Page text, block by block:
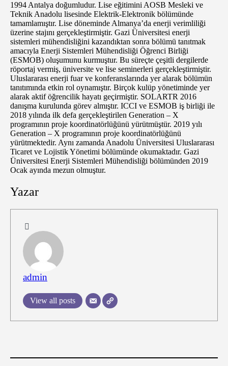
1994 Antalya doğumludur. Lise eğitimini AOSB Mesleki ve
Teknik Anadolu lisesinde Elektrik-Elektronik bölümünde
tamamlamıştır. Lise döneminde Almanya’da enerji verimliliği
üzerine stajını gerçekleştirmiştir. Gazi Üniversitesi enerji
sistemleri mühendisliğini kazandıktan sonra bölümü tanıtmak
amacıyla Enerji Sistemleri Mühendisliği Öğrenci Birliği
(ESMOB) oluşumunu kurmuştur. Bu süreçte çeşitli dergilerde
röportaj vermiş, üniversite ve lise seminerleri gerçekleştirmiştir.
Uluslararası enerji fuar ve konferanslarında yer alarak bölümün
tanıtımında etkin rol oynamıştır. Birçok kulüp yönetiminde yer
alarak aktif öğrencilik hayatı geçirmiştir. SOLARTR 2016
danışma kurulunda görev almıştır. ICCI ve ESMOB iş birliği ile
2018 yılında ilk defa gerçekleştirilen Generation – X
programının proje koordinatörlüğünü yürütmüştür. 2019 yılı
Generation – X programının proje koordinatörlüğünü
yürütmektedir. Aynı zamanda Anadolu Üniversitesi Uluslararası
Ticaret ve Lojistik Yönetimi bölümünde okumaktadır. Gazi
Üniversitesi Enerji Sistemleri Mühendisliği bölümünden 2019
Ocak ayında mezun olmuştur.
Yazar
admin
View all posts